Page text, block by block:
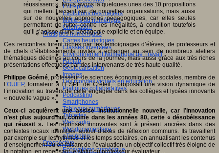
Entreprises
Evolutions des métiers
Métiers du numérique
Orientation
Pratiques numériques
Cartes heuristiques
Classes inversées
Environnement Numérique de Travail
Fablab
Géolocalisation
Images
Les mondes virtuels en éducation
Pratiques collaboratives
Podcasting
Smartphones
Tableaux numériques
Tablettes
Web radio
Webdocumentaire
eTwinning
Prospective
Ecosystème numérique
réussissent ». Nous avons là quelques unes des 10 propositions
qui mettent l’accent sur de nouvelles organisations, mais aussi
sur de nouvelles approches pédagogiques, car elles seules
permettent de lutter contre les inégalités, à condition toutefois
qu’il s’agisse d’une pédagogie explicite et en équipe.
Ces rencontres furent riches par les témoignages d’élèves, de professeurs et
de chefs d’établissements invités à échanger au sein de nombreux ateliers
thématiques déclinés au cours de la journée, mais aussi grâce aux très riches
présentations effectuées par des intervenants de très haute qualité.
Philippe Goémé, professeur de sciences économiques et sociales, membre de
l’OUIEP, formateur à l’ESPE de Créteil, proposait une vision dynamique de
l’innovation au travers de celle engagée dans les collèges et lycées innovants
« nouvelle vague ».
Ceux-ci acquièrent une assise institutionnelle nouvelle, car l’innovation
n’est plus aujourd’hui, comme dans les années 80, cette « désobéissance
qui réussit ». Les réponses innovantes sont à présent ancrées dans des
contextes locaux identifiés, autour d’axes de réflexion communs. Ils travaillent
par exemple sur les rythmes et les temps scolaires, en annualisant les contenus
d’enseignement ou en faisant de l’évaluation un objectif collectif très éloigné de
la notation, en repensant le statut du professeur évaluateur…